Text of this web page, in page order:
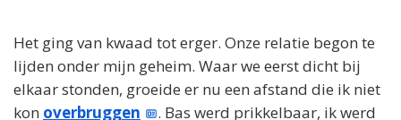
Het ging van kwaad tot erger. Onze relatie begon te
lijden onder mijn geheim. Waar we eerst dicht bij
elkaar stonden, groeide er nu een afstand die ik niet
kon overbruggen
. Bas werd prikkelbaar, ik werd